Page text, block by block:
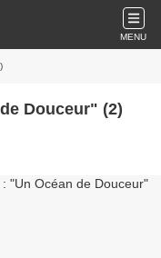
MENU
Douceur" (2)